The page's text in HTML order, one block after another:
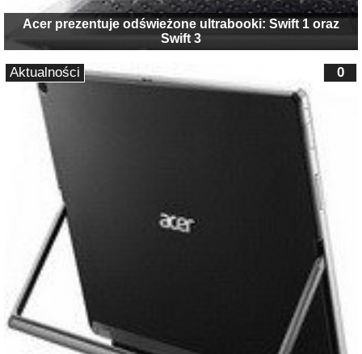
Acer prezentuje odświeżone ultrabooki: Swift 1 oraz
Swift 3
0
Aktualności